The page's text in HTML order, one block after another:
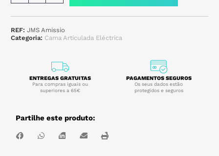
REF:JMS Amissio
Categoria: Cama Articulada Eléctrica
ENTREGAS GRATUITAS
Para compras iguais ou
superiores a 65€
PAGAMENTOS SEGUROS
Os seus dados estão
protegidos e seguros
Partilhe este produto: